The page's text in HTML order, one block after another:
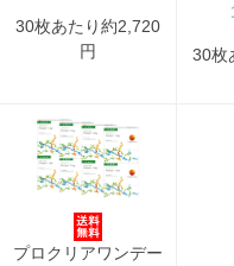
30枚あたり約2,720
円
30枚
プロクリアワンデー